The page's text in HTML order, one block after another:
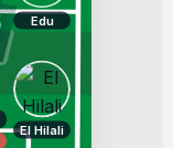
El Hilali
Edu